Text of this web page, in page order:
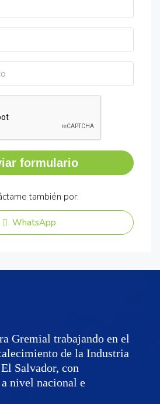
formulario
también por:
WhatsApp
Gremial trabajando en el
de la Industria
Salvador, con
nivel nacional e